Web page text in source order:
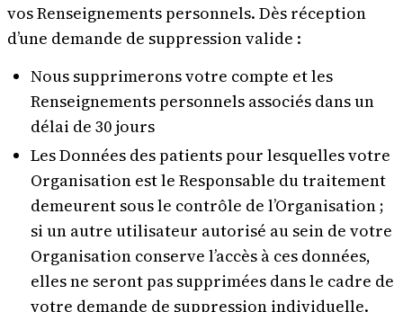
vos Renseignements personnels. Dès réception
d’une demande de suppression valide :
Nous supprimerons votre compte et les
Renseignements personnels associés dans un
délai de 30 jours
Les Données des patients pour lesquelles votre
Organisation est le Responsable du traitement
demeurent sous le contrôle de l’Organisation ;
si un autre utilisateur autorisé au sein de votre
Organisation conserve l’accès à ces données,
elles ne seront pas supprimées dans le cadre de
votre demande de suppression individuelle.